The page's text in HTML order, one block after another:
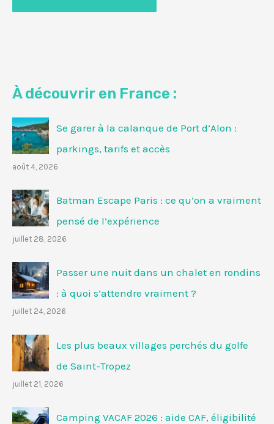
À découvrir en France :
Se garer à la calanque de Port d’Alon :
parkings, tarifs et accès
août 4, 2026
Batman Escape Paris : ce qu’on a vraiment
pensé de l’expérience
juillet 28, 2026
Passer une nuit dans un chalet en rondins
: à quoi s’attendre vraiment ?
juillet 24, 2026
Les plus beaux villages perchés du golfe
de Saint-Tropez
juillet 21, 2026
Camping VACAF 2026 : aide CAF, éligibilité